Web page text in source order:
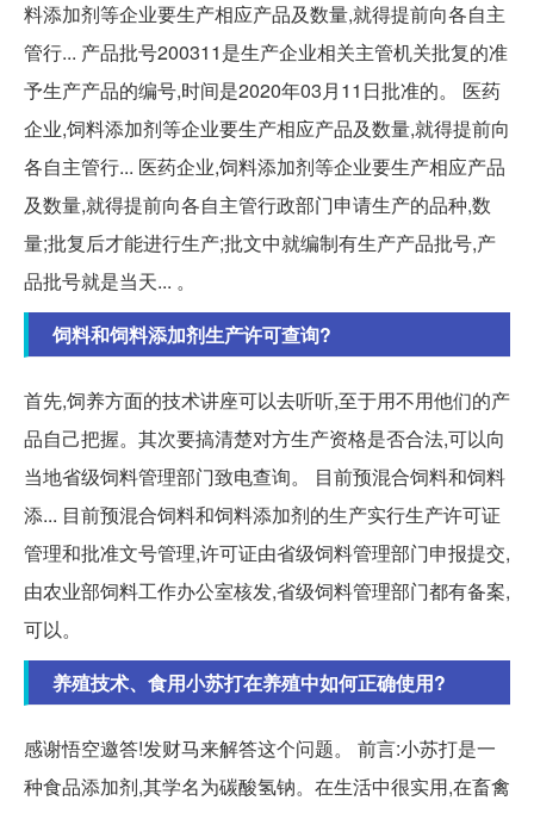
料添加剂等企业要生产相应产品及数量,就得提前向各自主
管行... 产品批号200311是生产企业相关主管机关批复的准
予生产产品的编号,时间是2020年03月11日批准的。 医药
企业,饲料添加剂等企业要生产相应产品及数量,就得提前向
各自主管行... 医药企业,饲料添加剂等企业要生产相应产品
及数量,就得提前向各自主管行政部门申请生产的品种,数
量;批复后才能进行生产;批文中就编制有生产产品批号,产
品批号就是当天... 。
饲料和饲料添加剂生产许可查询?
首先,饲养方面的技术讲座可以去听听,至于用不用他们的产
品自己把握。其次要搞清楚对方生产资格是否合法,可以向
当地省级饲料管理部门致电查询。 目前预混合饲料和饲料
添... 目前预混合饲料和饲料添加剂的生产实行生产许可证
管理和批准文号管理,许可证由省级饲料管理部门申报提交,
由农业部饲料工作办公室核发,省级饲料管理部门都有备案,
可以。
养殖技术、食用小苏打在养殖中如何正确使用?
感谢悟空邀答!发财马来解答这个问题。 前言:小苏打是一
种食品添加剂,其学名为碳酸氢钠。在生活中很实用,在畜禽